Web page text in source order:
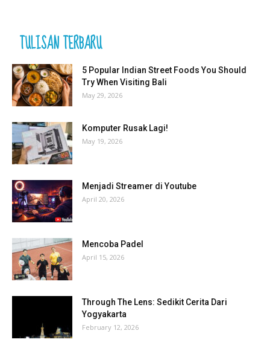
TULISAN TERBARU
5 Popular Indian Street Foods You Should
Try When Visiting Bali
May 29, 2026
Komputer Rusak Lagi!
May 19, 2026
Menjadi Streamer di Youtube
April 20, 2026
Mencoba Padel
April 15, 2026
Through The Lens: Sedikit Cerita Dari
Yogyakarta
February 12, 2026